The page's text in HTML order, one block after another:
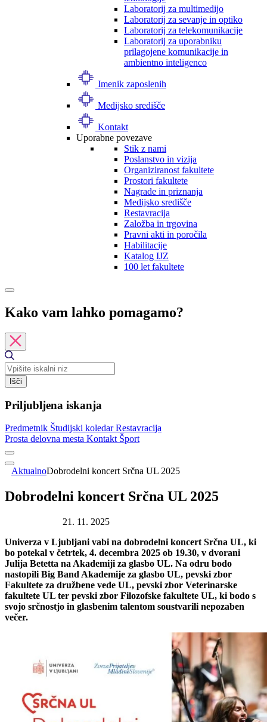
Laboratorij za multimedijo
Laboratorij za sevanje in optiko
Laboratorij za telekomunikacije
Laboratorij za uporabniku
prilagojene komunikacije in
ambientno inteligenco
Imenik zaposlenih
Medijsko središče
Kontakt
Uporabne povezave
Stik z nami
Poslanstvo in vizija
Organiziranost fakultete
Prostori fakultete
Nagrade in priznanja
Medijsko središče
Restavracija
Založba in trgovina
Pravni akti in poročila
Habilitacije
Katalog IJZ
100 let fakultete
Kako vam lahko pomagamo?
Išči
Priljubljena iskanja
Predmetnik Študijski koledarRestavracija
Prosta delovna mesta Kontakt Šport
AktualnoDobrodelni koncert Srčna UL 2025
Dobrodelni koncert Srčna UL 2025
21. 11. 2025
Univerza v Ljubljani vabi na dobrodelni koncert Srčna UL, ki
bo potekal v četrtek, 4. decembra 2025 ob 19.30, v dvorani
Julija Betetta na Akademiji za glasbo UL. Na odru bodo
nastopili Big Band Akademije za glasbo UL, pevski zbor
Fakultete za družbene vede UL, pevski zbor Veterinarske
fakultete UL ter pevski zbor Filozofske fakultete UL, ki bodo s
svojo srčnostjo in glasbenim talentom soustvarili nepozaben
večer.